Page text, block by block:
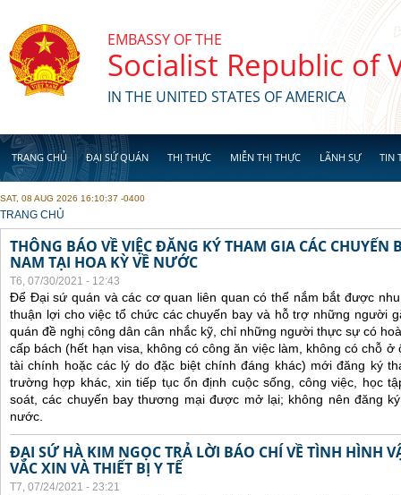
EMBASSY OF THE
Socialist Republic of
IN THE UNITED STATES OF AMERICA
TRANG CHỦ ĐẠI SỨ QUÁN THỊ THỰC MIỄN THỊ THỰC LÃNH SỰ TIN
SAT, 08 AUG 2026 16:10:37 -0400
YOU ARE HERE
TRANG CHỦ
THÔNG BÁO VỀ VIỆC ĐĂNG KÝ THAM GIA CÁC CHUYẾN
NAM TẠI HOA KỲ VỀ NƯỚC
T6, 07/30/2021 - 12:43
Để Đại sứ quán và các cơ quan liên quan có thể nắm bắt được
thuận lợi cho việc tổ chức các chuyến bay và hỗ trợ những người
quán đề nghị công dân cân nhắc kỹ, chỉ những người thực sự có
cấp bách (hết hạn visa, không có công ăn việc làm, không có chỗ
tài chính hoặc các lý do đặc biệt chính đáng khác) mới đăng ký
trường hợp khác, xin tiếp tục ổn định cuộc sống, công việc, học
soát, các chuyến bay thương mại được mở lại; không nên đăng
nước.
ĐẠI SỨ HÀ KIM NGỌC TRẢ LỜI BÁO CHÍ VỀ TÌNH HÌNH
VẮC XIN VÀ THIẾT BỊ Y TẾ
T7, 07/24/2021 - 23:21